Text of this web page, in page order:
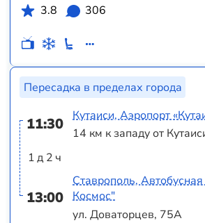
3.8
306
Пересадка в пределах города
11:30
1 д 2 ч
13:00
Кутаиси, Аэропорт
14 км к западу от
Ставрополь,
Космос"
ул. Доваторцев, 75А